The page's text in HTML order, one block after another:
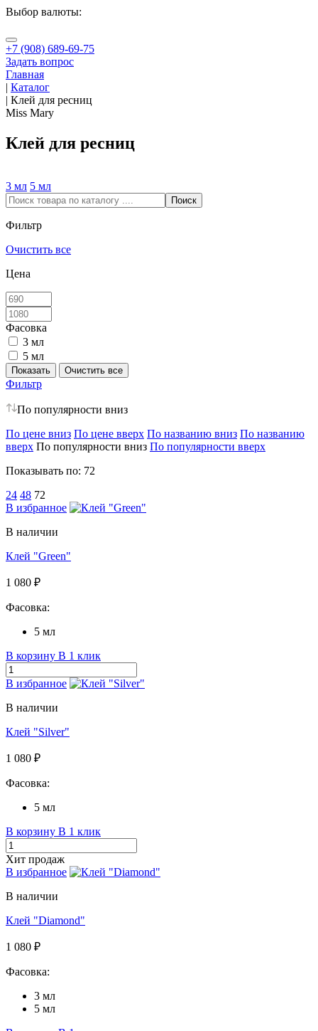
Выбор валюты:
+7 (908) 689-69-75
Задать вопрос
Главная
| Каталог
| Клей для ресниц
Miss Mary
Клей для ресниц
3 мл 5 мл
Фильтр
Очистить все
Цена
Фасовка
3 мл
5 мл
Фильтр
По популярности вниз
По цене вниз По цене вверх По названию вниз По названию
вверх По популярности вниз По популярности вверх
Показывать по: 72
24 48 72
В избранное
В наличии
Клей "Green"
1 080 ₽
Фасовка:
5 мл
В корзину В 1 клик
В избранное
В наличии
Клей "Silver"
1 080 ₽
Фасовка:
5 мл
В корзину В 1 клик
Хит продаж
В избранное
В наличии
Клей "Diamond"
1 080 ₽
Фасовка:
3 мл
5 мл